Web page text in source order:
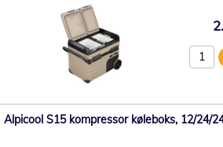
Alpicool S15 kompressor køleboks, 12/24/